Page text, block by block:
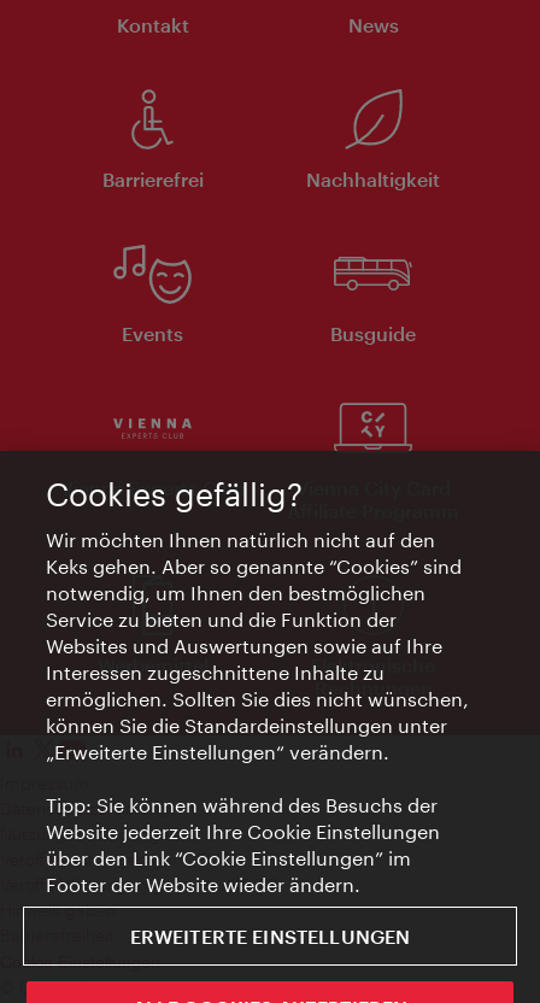
Kontakt News
Barrierefrei Nachhaltigkeit
Events Busguide
Vienna Experts Club
Vienna City Card
Affiliate Programm
Werbemittel
Elektronische
Rechnungen
Datenschutzerklärung
Nutzungsbedingungen
Veröffentlichungen gem. EMFG
Veröffentlichungen gem. MedKF‑TG
Hinweis geben
Cookie Einstellungen
© Copyright Wien Tourismus
Cookies gefällig?
Wir möchten Ihnen natürlich nicht auf den
Keks gehen. Aber so genannte “Cookies” sind
notwendig, um Ihnen den bestmöglichen
Service zu bieten und die Funktion der
Websites und Auswertungen sowie auf Ihre
Interessen zugeschnittene Inhalte zu
ermöglichen. Sollten Sie dies nicht wünschen,
können Sie die Standardeinstellungen unter
„Erweiterte Einstellungen“ verändern.
Tipp: Sie können während des Besuchs der
Website jederzeit Ihre Cookie Einstellungen
über den Link “Cookie Einstellungen” im
Footer der Website wieder ändern.
ERWEITERTE EINSTELLUNGEN